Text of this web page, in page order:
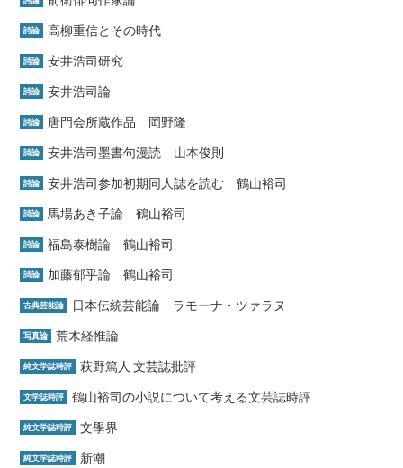
詩論 高柳重信とその時代
詩論 安井浩司研究
詩論 安井浩司論
詩論 唐門会所蔵作品 岡野隆
詩論 安井浩司墨書句漫読 山本俊則
詩論 安井浩司参加初期同人誌を読む 鶴山裕司
詩論 馬場あき子論 鶴山裕司
詩論 福島泰樹論 鶴山裕司
詩論 加藤郁乎論 鶴山裕司
古典芸能論 日本伝統芸能論 ラモーナ・ツァラヌ
写真論 荒木経惟論
純文学誌時評 萩野篤人 文芸誌批評
文学誌時評 鶴山裕司の小説について考える文芸誌時評
純文学誌時評 文學界
純文学誌時評 新潮